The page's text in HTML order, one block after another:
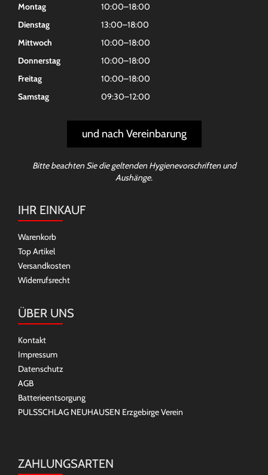
Montag
10:00–18:00
Dienstag
13:00–18:00
Mittwoch
10:00–18:00
Donnerstag
10:00–18:00
Freitag
10:00–18:00
Samstag
09:30–12:00
und nach Vereinbarung
Bitte beachten Sie die geltenden Hygienevorschriften und
Aushänge.
IHR EINKAUF
Warenkorb
Top Artikel
Versandkosten
Widerrufsrecht
ÜBER UNS
Kontakt
Impressum
Datenschutz
AGB
Batterieentsorgung
PULSSCHLAG NEUHAUSEN Erzgebirge Verein
ZAHLUNGSARTEN